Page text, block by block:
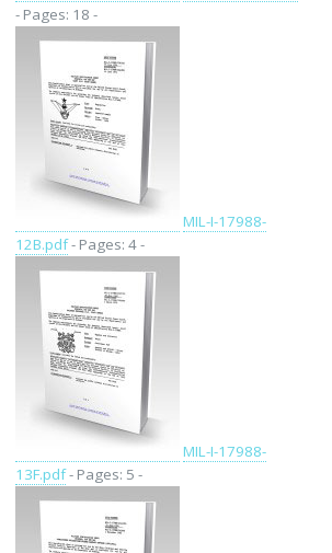
- Pages: 18 -
MIL-I-17988-
12B.pdf- Pages: 4 -
MIL-I-17988-
13F.pdf- Pages: 5 -